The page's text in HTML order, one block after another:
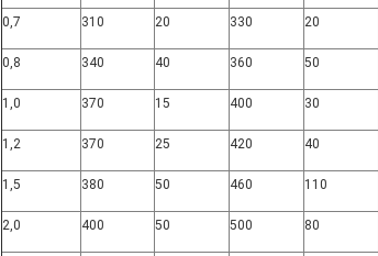
0,7 310 20 330 20
0,8 340 40 360 50
1,0 370 15 400 30
1,2 370 25 420 40
1,5 380 50 460 110
2,0 400 50 500 80